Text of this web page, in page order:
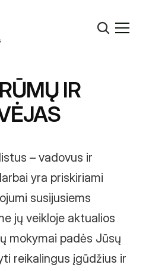
IR
– vadovus ir
yra priskiriami
susijusiems
jų veikloje aktualios
mokymai padės Jūsų
reikalingus įgūdžius ir